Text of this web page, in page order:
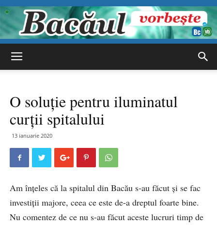
vorbește
O soluție pentru iluminatul
curții spitalului
13 ianuarie 2020
Am înțeles că la spitalul din Bacău s-au făcut și se fac
investiții majore, ceea ce este de-a dreptul foarte bine.
Nu comentez de ce nu s-au făcut aceste lucruri timp de